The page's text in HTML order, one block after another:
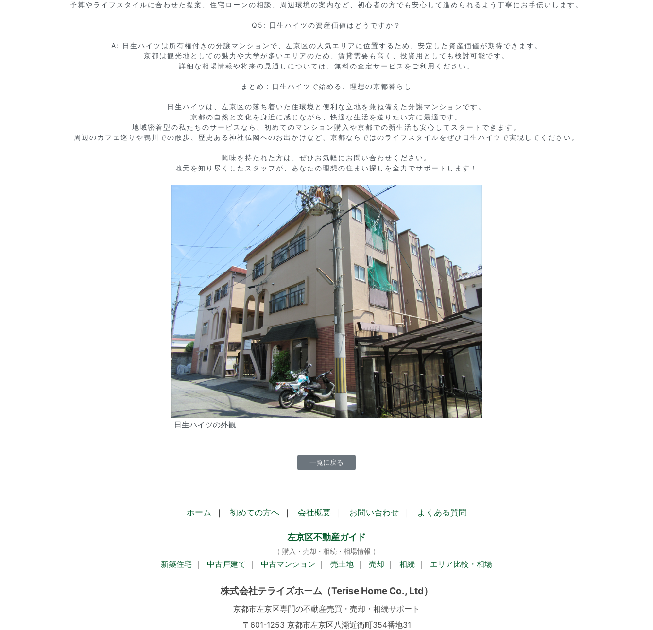
予算やライフスタイルに合わせた提案、住宅ローンの相談、周辺環境の案内など、初心者の方でも安心して進められるよう丁寧にお手伝いします。
Q5: 日生ハイツの資産価値はどうですか？
A: 日生ハイツは所有権付きの分譲マンションで、左京区の人気エリアに位置するため、安定した資産価値が期待できます。
京都は観光地としての魅力や大学が多いエリアのため、賃貸需要も高く、投資用としても検討可能です。
詳細な相場情報や将来の見通しについては、無料の査定サービスをご利用ください。
まとめ：日生ハイツで始める、理想の京都暮らし
日生ハイツは、左京区の落ち着いた住環境と便利な立地を兼ね備えた分譲マンションです。
京都の自然と文化を身近に感じながら、快適な生活を送りたい方に最適です。
地域密着型の私たちのサービスなら、初めてのマンション購入や京都での新生活も安心してスタートできます。
周辺のカフェ巡りや鴨川での散歩、歴史ある神社仏閣へのお出かけなど、京都ならではのライフスタイルをぜひ日生ハイツで実現してください。
興味を持たれた方は、ぜひお気軽にお問い合わせください。
地元を知り尽くしたスタッフが、あなたの理想の住まい探しを全力でサポートします！
日生ハイツの外観
一覧に戻る
ホーム ｜ 初めての方へ ｜ 会社概要 ｜ お問い合わせ ｜ よくある質問
左京区不動産ガイド
（ 購入・売却・相続・相場情報 ）
新築住宅 ｜ 中古戸建て ｜ 中古マンション ｜ 売土地 ｜ 売却 ｜ 相続 ｜ エリア比較・相場
株式会社テライズホーム（Terise Home Co., Ltd）
京都市左京区専門の不動産売買・売却・相続サポート
〒601-1253 京都市左京区八瀬近衛町354番地31